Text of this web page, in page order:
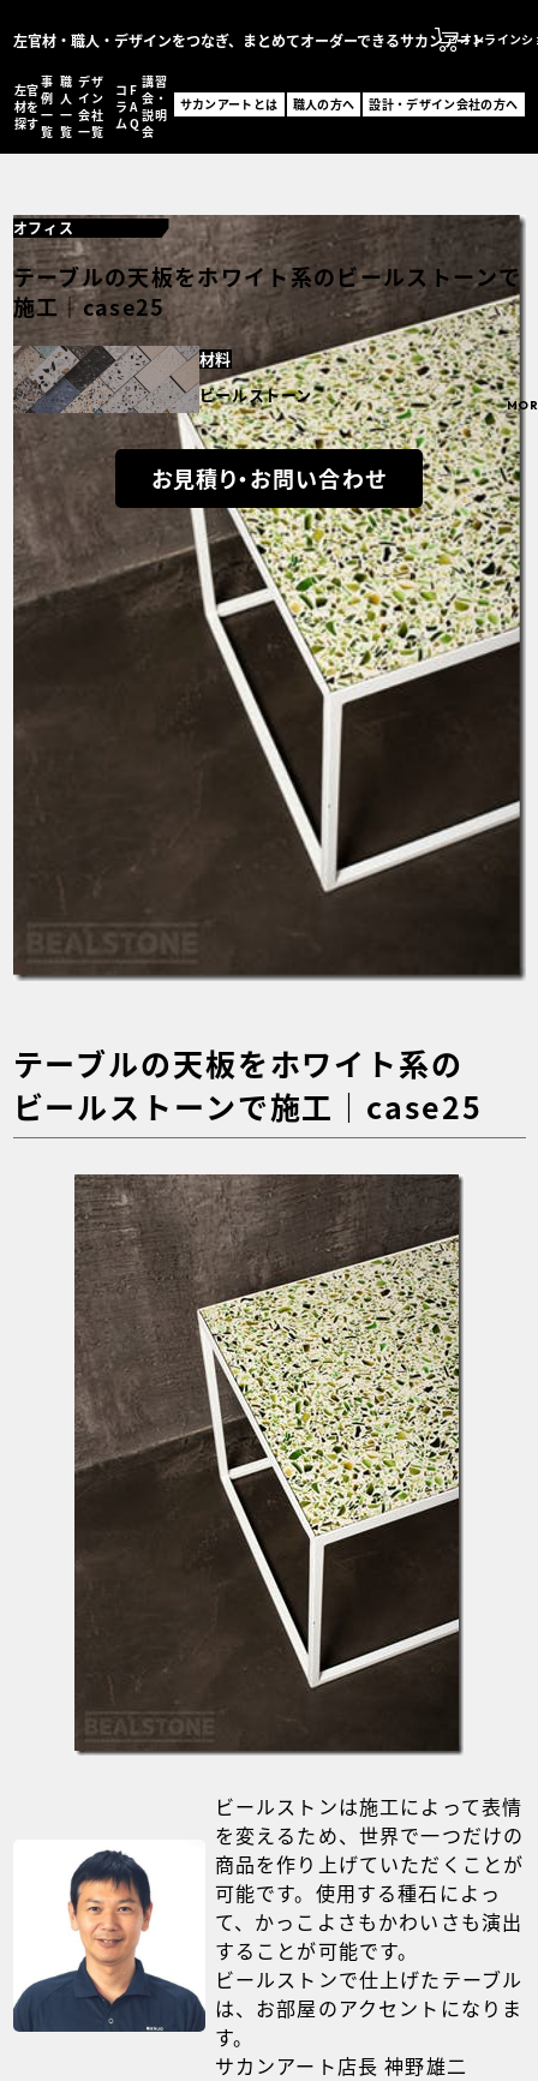
左官材・職人・デザインをつなぎ、まとめてオーダーできるサカンアートオンラインシ
左官
材を
探す
事
例
一
覧
職
人
一
覧
デザ
イン
会社
一覧
コ
ラ
ム
F
A
Q
講習
会・
説明
会
サカンアートとは 職人の方へ 設計・デザイン会社の方へ
サカンアートとは
職人の方へ
設計・デザイン会社の
MENU
左官材を探す
事例一覧
職人一覧
設計・デザイン会社一
コラム
FAQ
講習会・説明会
お問い合わせ
事例登録フォーム
オフィス
テーブルの天板をホワイト系のビールストーンで
施工｜case25
材料
ビールストーン
お見積り・お問い合わせ
テーブルの天板をホワイト系の
ビールストーンで施工｜case25
ビールストンは施工によって表情
を変えるため、世界で一つだけの
商品を作り上げていただくことが
可能です。使用する種石によっ
て、かっこよさもかわいさも演出
することが可能です。
ビールストンで仕上げたテーブル
は、お部屋のアクセントになりま
す。
サカンアート店長 神野雄二